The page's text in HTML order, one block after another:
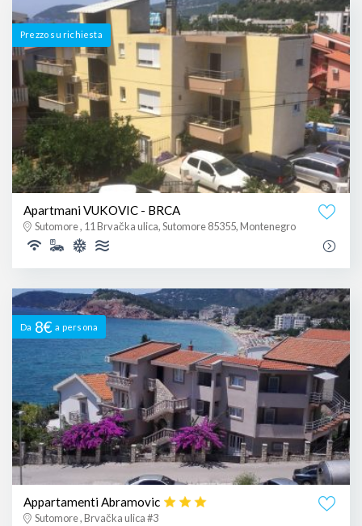
Prezzo su richiesta
Apartmani VUKOVIC - BRCA
Sutomore , 11 Brvačka ulica, Sutomore 85355, Montenegro
Da 8€ a persona
Appartamenti Abramovic
Sutomore , Brvačka ulica #3